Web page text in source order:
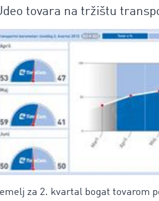
tovara na tržištu
Temelj za 2. kvartal bogat tovarom